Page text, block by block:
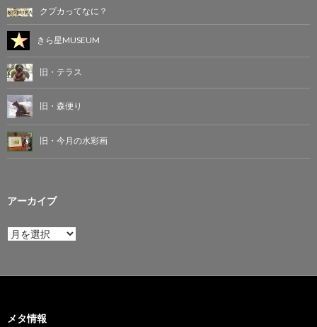
クプカってなに？
きら星MUSEUM
旧・テラス
旧・森便り
旧・今月の水彩画
アーカイブ
ア
メタ情報